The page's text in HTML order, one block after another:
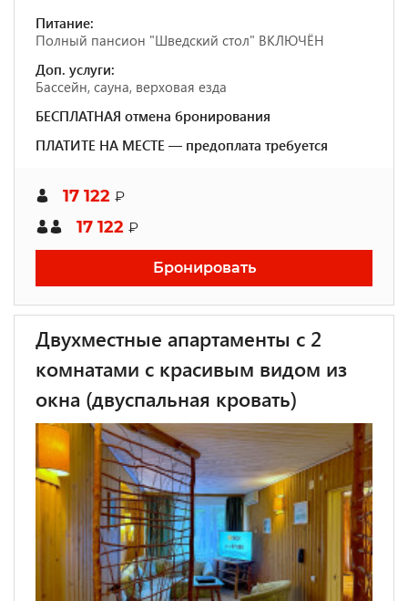
Питание:
Полный пансион "Шведский стол" ВКЛЮЧЁН
Доп. услуги:
Бассейн, сауна, верховая езда
БЕСПЛАТНАЯ отмена бронирования
ПЛАТИТЕ НА МЕСТЕ — предоплата требуется
17 122 ₽
17 122 ₽
Бронировать
Двухместные апартаменты с 2
комнатами с красивым видом из
окна (двуспальная кровать)